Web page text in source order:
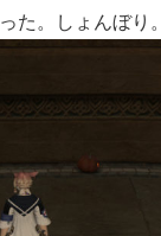
た。しょんぼり。